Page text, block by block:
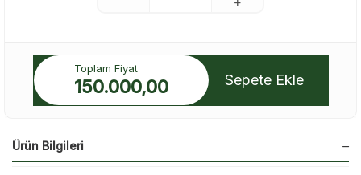
Toplam Fiyat
150.000,00 Sepete Ekle
Ürün Bilgileri